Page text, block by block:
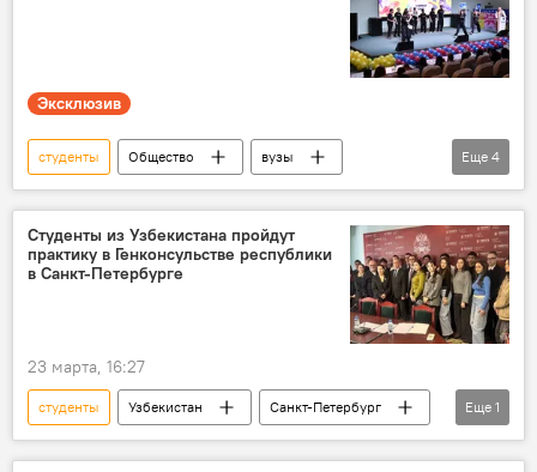
Эксклюзив
студенты Общество
вузы
Россия
филиал
Ташкент
Россотрудничество в Узбекистане
Еще 4
Студенты из Узбекистана пройдут
практику в Генконсульстве республики
в Санкт-Петербурге
23 марта, 16:27
студенты Узбекистан
Санкт-Петербург
Генеральное консульство Узбекистана
Еще 1